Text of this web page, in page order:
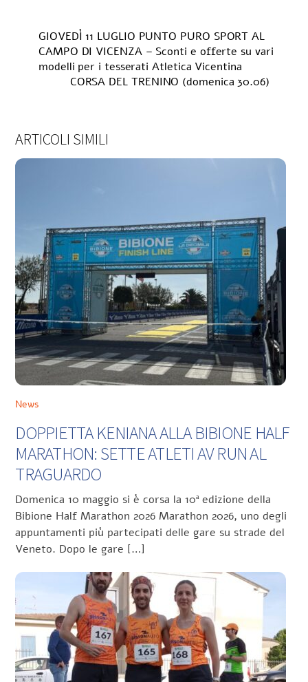
GIOVEDÌ 11 LUGLIO PUNTO PURO SPORT AL
CAMPO DI VICENZA – Sconti e offerte su vari
modelli per i tesserati Atletica Vicentina
CORSA DEL TRENINO (domenica 30.06)
ARTICOLI SIMILI
News
DOPPIETTA KENIANA ALLA BIBIONE HALF
MARATHON: SETTE ATLETI AV RUN AL
TRAGUARDO
Domenica 10 maggio si è corsa la 10ª edizione della
Bibione Half Marathon 2026 Marathon 2026, uno degli
appuntamenti più partecipati delle gare su strade del
Veneto. Dopo le gare […]